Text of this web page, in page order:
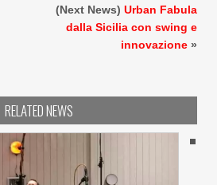
(Next News) Urban Fabula
dalla Sicilia con swing e
innovazione »
RELATED NEWS